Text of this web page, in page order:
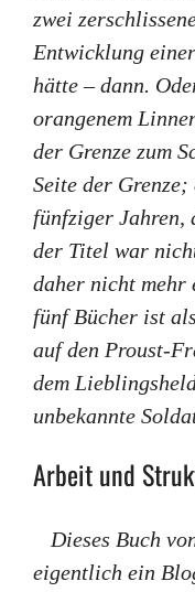
zwei
Entwicklung
hätte – dann.
orangenem
der Grenze zum
Seite der
fünfziger Jahren,
der Titel war
daher nicht
fünf Bücher ist
auf den Proust-
dem
unbekannte
Arbeit und
Dieses Buch
eigentlich ein